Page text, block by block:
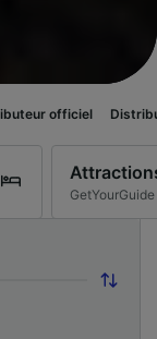
Distributeur officiel
GetYourGuide